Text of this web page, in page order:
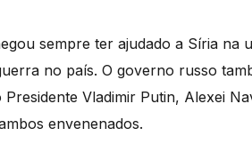
sempre ter ajudado a Síria na
no país. O governo russo
Vladimir Putin, Alexei
envenenados.